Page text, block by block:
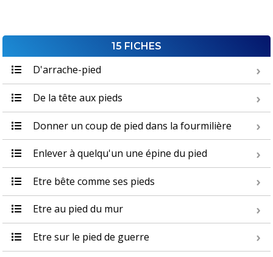
15 FICHES
D'arrache-pied
De la tête aux pieds
Donner un coup de pied dans la fourmilière
Enlever à quelqu'un une épine du pied
Etre bête comme ses pieds
Etre au pied du mur
Etre sur le pied de guerre